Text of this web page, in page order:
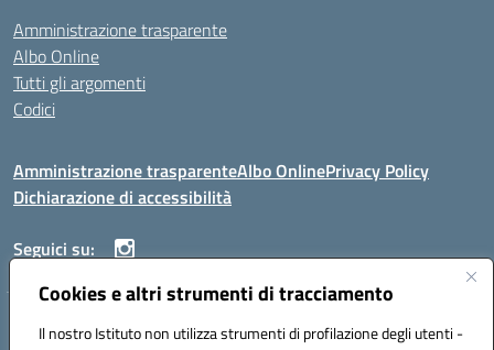
Cookies e altri strumenti di tracciamento
Il nostro Istituto non utilizza strumenti di profilazione degli utenti -
Amministrazione trasparente
Albo Online
Tutti gli argomenti
Codici
Amministrazione trasparenteAlbo OnlinePrivacy Policy
Dichiarazione di accessibilità
Seguici su:
ISTITUTO ISTRUZIONE SUPERIORE ANGELO ROTH